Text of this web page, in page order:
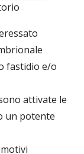
fastidio e/o
attivate le
un potente